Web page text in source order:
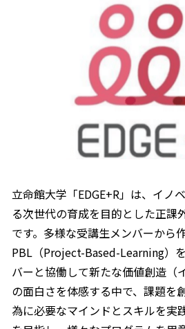
立命館大学「EDGE+R」は、イノ
る次世代の育成を目的とした正課
です。多様な受講生メンバーから
PBL（Project-Based-Learning）
バーと協働して新たな価値創造（
の面白さを体感する中で、課題を
為に必要なマインドとスキルを実